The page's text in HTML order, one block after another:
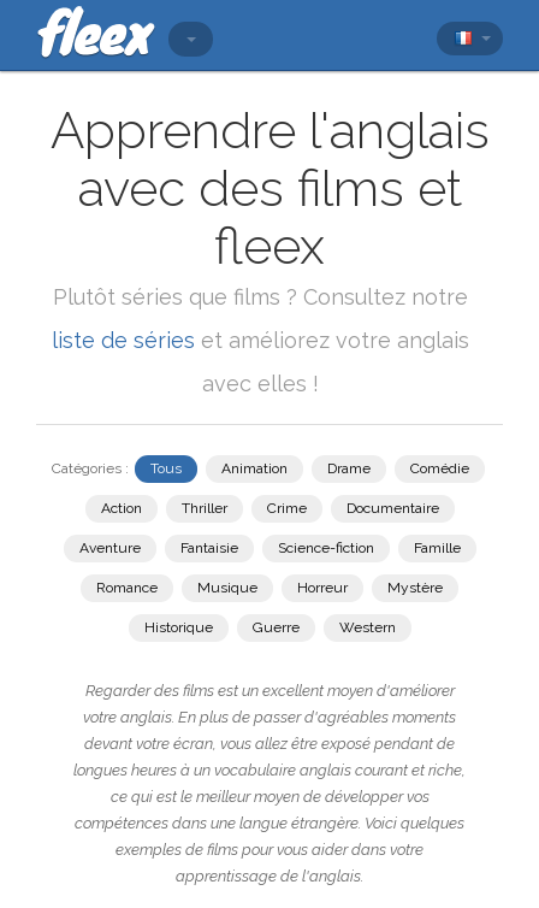
Apprendre l'anglais
avec des films et
fleex
Plutôt séries que films ? Consultez notre
liste de séries et améliorez votre anglais
avec elles !
Catégories : Tous Animation Drame Comédie
Action Thriller Crime Documentaire
Aventure Fantaisie Science-fiction Famille
Romance Musique Horreur Mystère
Historique Guerre Western
Regarder des films est un excellent moyen d'améliorer
votre anglais. En plus de passer d'agréables moments
devant votre écran, vous allez être exposé pendant de
longues heures à un vocabulaire anglais courant et riche,
ce qui est le meilleur moyen de développer vos
compétences dans une langue étrangère. Voici quelques
exemples de films pour vous aider dans votre
apprentissage de l'anglais.